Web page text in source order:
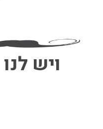
ויש